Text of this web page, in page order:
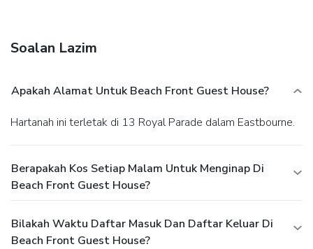
Soalan Lazim
Apakah Alamat Untuk Beach Front Guest House?
Hartanah ini terletak di 13 Royal Parade dalam Eastbourne.
Berapakah Kos Setiap Malam Untuk Menginap Di
Beach Front Guest House?
Bilakah Waktu Daftar Masuk Dan Daftar Keluar Di
Beach Front Guest House?